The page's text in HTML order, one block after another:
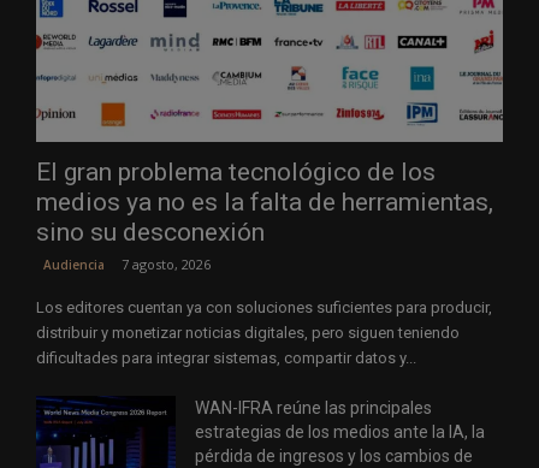
El gran problema tecnológico de los
medios ya no es la falta de herramientas,
sino su desconexión
Audiencia 7 agosto, 2026
Los editores cuentan ya con soluciones suficientes para producir,
distribuir y monetizar noticias digitales, pero siguen teniendo
dificultades para integrar sistemas, compartir datos y...
WAN-IFRA reúne las principales
estrategias de los medios ante la IA, la
pérdida de ingresos y los cambios de